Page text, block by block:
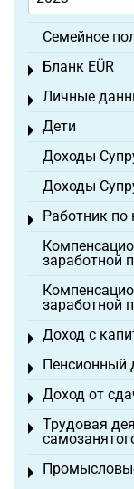
Семейное
Бланк EÜR
Toggle menu
Личные
Toggle menu
Дети
Toggle menu
Доходы
Доходы
Работник по
Toggle menu
заработной
заработной
Доход с
Toggle menu
Пенсионный
Toggle menu
Доход от
Toggle menu
Трудовая
Toggle menu
Toggle menu